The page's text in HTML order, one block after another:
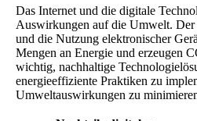
Das Internet und die digitale
Auswirkungen auf die Umwelt. Der
und die Nutzung elektronischer
Mengen an Energie und erzeugen
wichtig, nachhaltige
energieeffiziente Praktiken zu
Umweltauswirkungen zu